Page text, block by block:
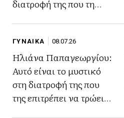
διατροφή της που τη
ΓΥΝΑΙΚΑ 08.07.26
Ηλιάνα Παπαγεωργίου:
Αυτό είναι το μυστικό
στη διατροφή της που
της επιτρέπει να τρώει